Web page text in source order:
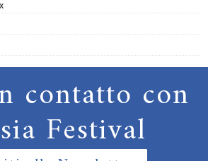
contatto con
Festival